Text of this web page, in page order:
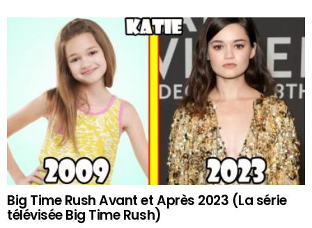
Big Time Rush Avant et Après 2023 (La série
télévisée Big Time Rush)